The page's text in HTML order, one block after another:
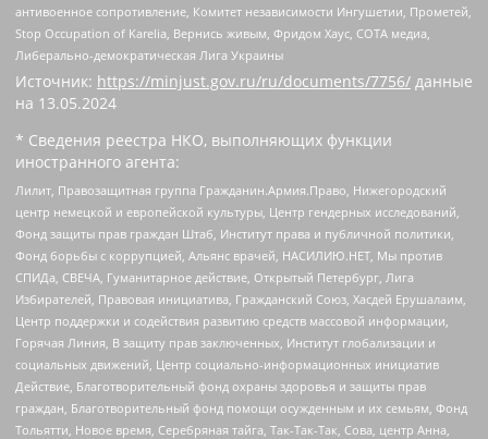
антивоенное сопротивление, Комитет независимости Ингушетии, Прометей,
Stop Occupation of Karelia, Вернись живым, Фридом Хаус, СОТА медиа,
Либерально-демократическая Лига Украины
Источник: https://minjust.gov.ru/ru/documents/7756/ данные
на 13.05.2024
* Сведения реестра НКО, выполняющих функции
иностранного агента:
Лилит, Правозащитная группа Гражданин.Армия.Право, Нижегородский
центр немецкой и европейской культуры, Центр гендерных исследований,
Фонд защиты прав граждан Штаб, Институт права и публичной политики,
Фонд борьбы с коррупцией, Альянс врачей, НАСИЛИЮ.НЕТ, Мы против
СПИДа, СВЕЧА, Гуманитарное действие, Открытый Петербург, Лига
Избирателей, Правовая инициатива, Гражданский Союз, Хасдей Ерушалаим,
Центр поддержки и содействия развитию средств массовой информации,
Горячая Линия, В защиту прав заключенных, Институт глобализации и
социальных движений, Центр социально-информационных инициатив
Действие, Благотворительный фонд охраны здоровья и защиты прав
граждан, Благотворительный фонд помощи осужденным и их семьям, Фонд
Тольятти, Новое время, Серебряная тайга, Так-Так-Так, Сова, центр Анна,